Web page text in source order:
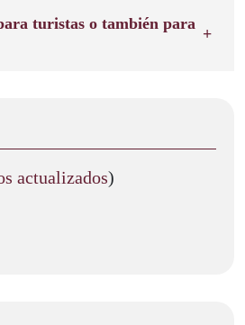
turistas o también para
actualizados)